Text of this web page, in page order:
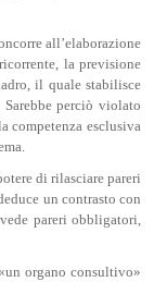
all’elaborazione
la previsione
il quale stabilisce
perciò violato
competenza esclusiva
di rilasciare pareri
un contrasto con
pareri obbligatori,
organo consultivo»